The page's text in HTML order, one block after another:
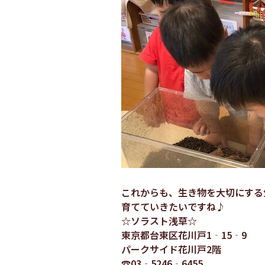
これからも、生き物を大切にす
育てていきたいですね♪
☆ソラスト浅草☆
東京都台東区花川戸1‐15‐9
パークサイド花川戸2階